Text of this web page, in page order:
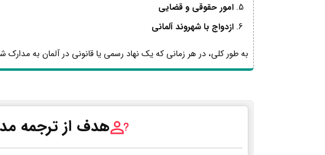
امور حقوقی و قضایی
ازدواج با شهروند آلمانی
به طور کلی، در هر زمانی که یک نهاد رسمی یا قانونی در آلمان به مدارک
هدف از ترجمه